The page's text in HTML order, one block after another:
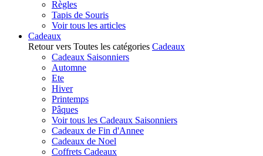
Règles
Tapis de Souris
Voir tous les articles
Cadeaux
Retour vers Toutes les catégories Cadeaux
Cadeaux Saisonniers
Automne
Ete
Hiver
Printemps
Pâques
Voir tous les Cadeaux Saisonniers
Cadeaux de Fin d'Annee
Cadeaux de Noel
Coffrets Cadeaux